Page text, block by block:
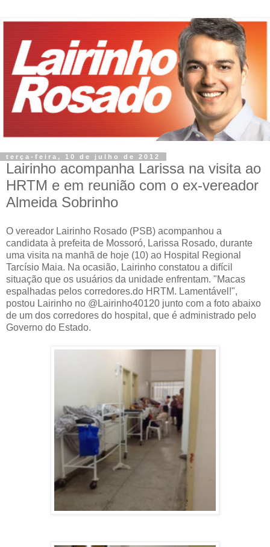
terça-feira, 10 de julho de 2012
Lairinho acompanha Larissa na visita ao
HRTM e em reunião com o ex-vereador
Almeida Sobrinho
O vereador Lairinho Rosado (PSB) acompanhou a
candidata à prefeita de Mossoró, Larissa Rosado, durante
uma visita na manhã de hoje (10) ao Hospital Regional
Tarcísio Maia. Na ocasião, Lairinho constatou a difícil
situação que os usuários da unidade enfrentam. "Macas
espalhadas pelos corredores.do HRTM. Lamentável!",
postou Lairinho no @Lairinho40120 junto com a foto abaixo
de um dos corredores do hospital, que é administrado pelo
Governo do Estado.